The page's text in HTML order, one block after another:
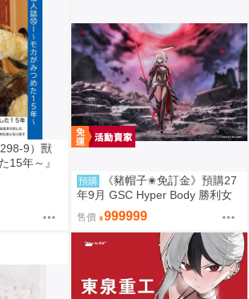
9）獸
15年～』
預購
《豬帽子✬免訂金》預購27
年9月 GSC Hyper Body 勝利女
神：妮姬 紅蓮：暗影 0913
售價 999999